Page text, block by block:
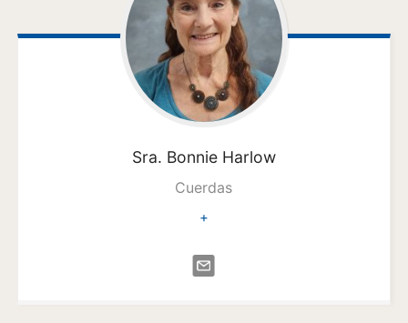
Sra. Bonnie Harlow
Cuerdas
+